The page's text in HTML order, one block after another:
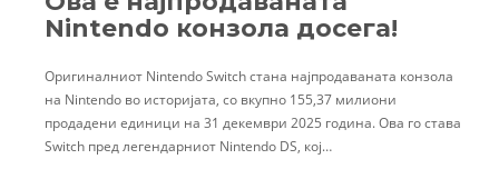
Nintendo конзола досега!
Оригиналниот Nintendo Switch стана најпродаваната конзола
на Nintendo во историјата, со вкупно 155,37 милиони
продадени единици на 31 декември 2025 година. Ова го става
Switch пред легендарниот Nintendo DS, кој…